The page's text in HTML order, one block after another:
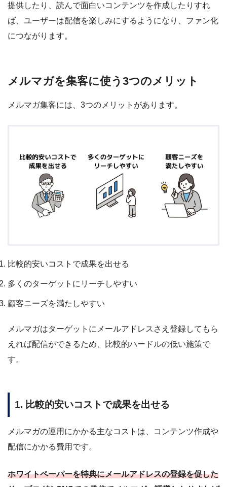
提供したり、読んで面白いコンテンツを作成したりすれ
ば、ユーザーは配信を楽しみにするようになり、ファン化
につながります。
メルマガを集客に使う3つのメリット
メルマガ集客には、3つのメリットがあります。
比較的安いコストで成果を出せる
多くのターゲットにリーチしやすい
顧客ニーズを満たしやすい
メルマガはターゲットにメールアドレスさえ登録してもら
えれば配信ができるため、比較的ハードルの低い施策で
す。
1. 比較的安いコストで成果を出せる
メルマガの運用にかかる主なコストは、コンテンツ作成や
配信にかかる費用です。
ホワイトペーパーを特典にメールアドレスの登録を促した